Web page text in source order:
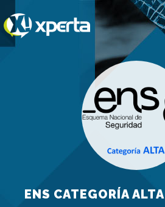
al
contenido
ENS CATEGORÍA ALTA